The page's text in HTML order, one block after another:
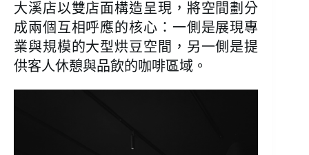
大溪店以雙店面構造呈現，將空間劃分
成兩個互相呼應的核心：一側是展現專
業與規模的大型烘豆空間，另一側是提
供客人休憩與品飲的咖啡區域。